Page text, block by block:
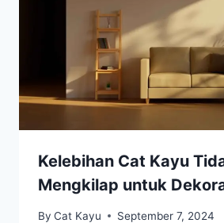
Kelebihan Cat Kayu
Mengkilap untuk
By Cat Kayu September 7, 2024